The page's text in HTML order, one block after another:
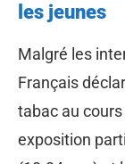
les jeunes
Malgré les
Français
tabac au
exposition